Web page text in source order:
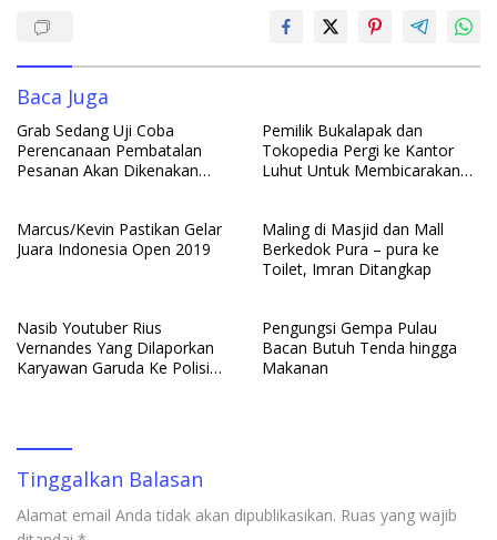
Baca Juga
Grab Sedang Uji Coba
Perencanaan Pembatalan
Pesanan Akan Dikenakan
Pemilik Bukalapak dan
Tokopedia Pergi ke Kantor
Luhut Untuk Membicarakan
Marcus/Kevin Pastikan Gelar
Juara Indonesia Open 2019
Maling di Masjid dan Mall
Berkedok Pura – pura ke
Toilet, Imran Ditangkap
Nasib Youtuber Rius
Vernandes Yang Dilaporkan
Karyawan Garuda Ke Polisi
Pengungsi Gempa Pulau
Bacan Butuh Tenda hingga
Makanan
Tinggalkan Balasan
Alamat email Anda tidak akan dipublikasikan. Ruas yang wajib